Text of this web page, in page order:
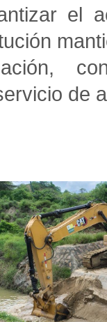
el
de